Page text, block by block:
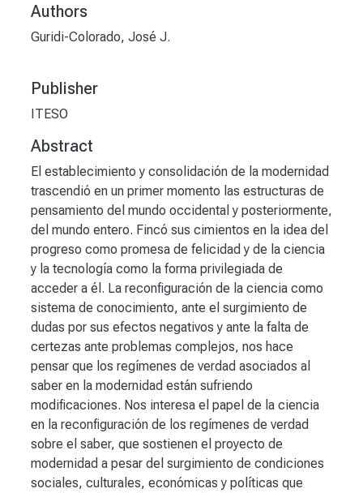
Authors
Guridi-Colorado, José J.
Publisher
ITESO
Abstract
El establecimiento y consolidación de la modernidad
trascendió en un primer momento las estructuras de
pensamiento del mundo occidental y posteriormente,
del mundo entero. Fincó sus cimientos en la idea del
progreso como promesa de felicidad y de la ciencia
y la tecnología como la forma privilegiada de
acceder a él. La reconfiguración de la ciencia como
sistema de conocimiento, ante el surgimiento de
dudas por sus efectos negativos y ante la falta de
certezas ante problemas complejos, nos hace
pensar que los regímenes de verdad asociados al
saber en la modernidad están sufriendo
modificaciones. Nos interesa el papel de la ciencia
en la reconfiguración de los regímenes de verdad
sobre el saber, que sostienen el proyecto de
modernidad a pesar del surgimiento de condiciones
sociales, culturales, económicas y políticas que